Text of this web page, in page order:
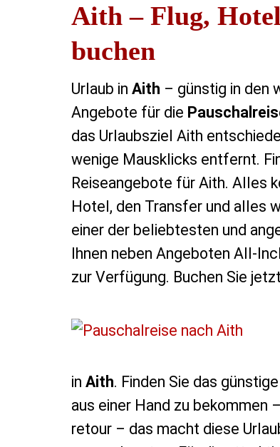
Aith – Flug,
buchen
Urlaub in Aith – günstig in den
Angebote für die
das Urlaubsziel Aith
wenige Mausklicks entfernt.
Reiseangebote für Aith. Alles
Hotel, den Transfer und alles
einer der beliebtesten und
Ihnen neben Angeboten All-
zur Verfügung. Buchen Sie
in Aith. Finden Sie das
aus einer Hand zu bekommen
retour – das macht diese